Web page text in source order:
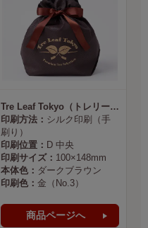
Tre Leaf Tokyo（トレリーフ東京） 様
印刷方法： シルク印刷（手
刷り）
印刷位置： D 中央
印刷サイズ： 100×148mm
本体色： ダークブラウン
印刷色： 金（No.3）
商品ページへ